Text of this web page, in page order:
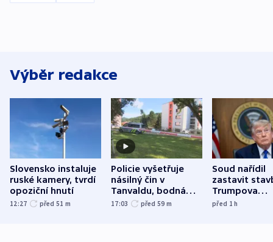
Výběr redakce
Slovensko instaluje
ruské kamery, tvrdí
opoziční hnutí
12:27 před 51 m
Policie vyšetřuje
násilný čin v
Tanvaldu, bodná
zranění při něm
17:03 před 59 m
Soud nařídil
zastavit
Trumpova
tanečního
před 1h